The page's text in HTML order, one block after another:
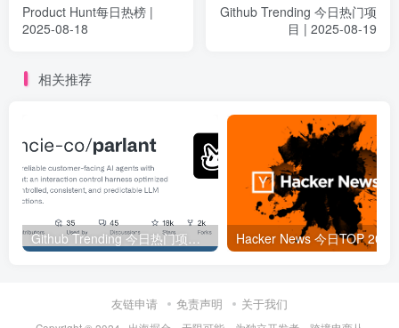
Product Hunt每日热榜 |
2025-08-18
Github Trending 今日热门项
目 | 2025-08-19
相关推荐
Github Trending 今日热门项目 | 2025-09-06
友链申请 免责声明 关于我们